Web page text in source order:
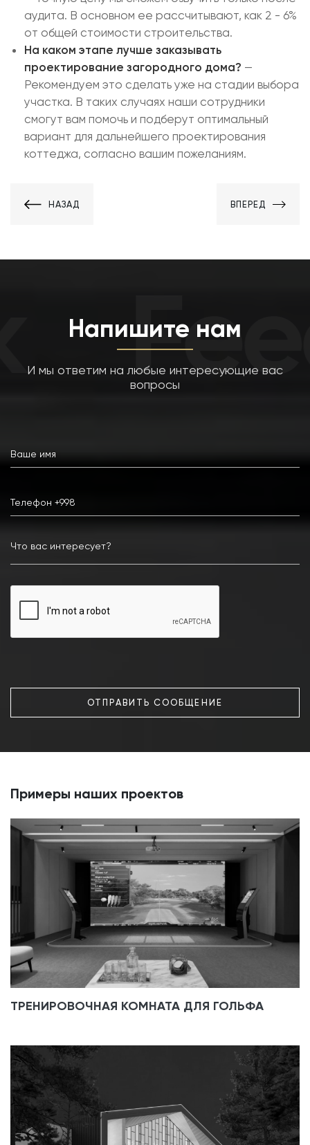
аудита. В основном ее рассчитывают, как 2 - 6%
от общей стоимости строительства.
На каком этапе лучше заказывать
проектирование загородного дома? —
Рекомендуем это сделать уже на стадии выбора
участка. В таких случаях наши сотрудники
смогут вам помочь и подберут оптимальный
вариант для дальнейшего проектирования
коттеджа, согласно вашим пожеланиям.
НАЗАД ВПЕРЕД
Напишите нам
И мы ответим на любые интересующие вас
вопросы
ОТПРАВИТЬ СООБЩЕНИЕ
Примеры наших проектов
ТРЕНИРОВОЧНАЯ КОМНАТА ДЛЯ ГОЛЬФА